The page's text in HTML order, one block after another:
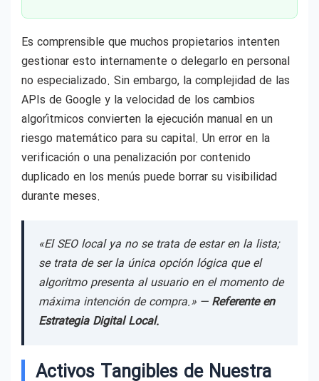
Es comprensible que muchos propietarios intenten
gestionar esto internamente o delegarlo en personal
no especializado. Sin embargo, la complejidad de las
APIs de Google y la velocidad de los cambios
algorítmicos convierten la ejecución manual en un
riesgo matemático para su capital. Un error en la
verificación o una penalización por contenido
duplicado en los menús puede borrar su visibilidad
durante meses.
«El SEO local ya no se trata de estar en la lista;
se trata de ser la única opción lógica que el
algoritmo presenta al usuario en el momento de
máxima intención de compra.» — Referente en
Estrategia Digital Local.
Activos Tangibles de Nuestra